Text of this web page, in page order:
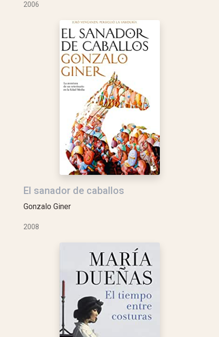
2006
El sanador de caballos
Gonzalo Giner
2008